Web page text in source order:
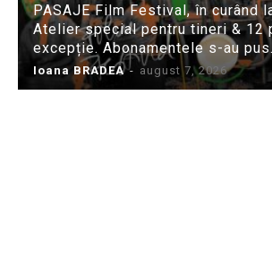
PASAJE Film Festival, în curând
Atelier special pentru tineri & 12
excepție. Abonamentele s-au
Ioana BRADEA - august 7, 2026